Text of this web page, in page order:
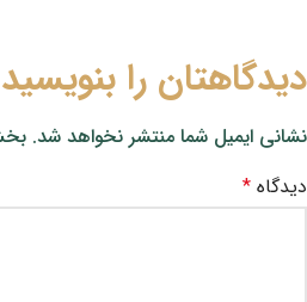
دیدگاهتان را بنویسید
نشانی ایمیل شما منتشر نخواهد شد.
دیدگاه *